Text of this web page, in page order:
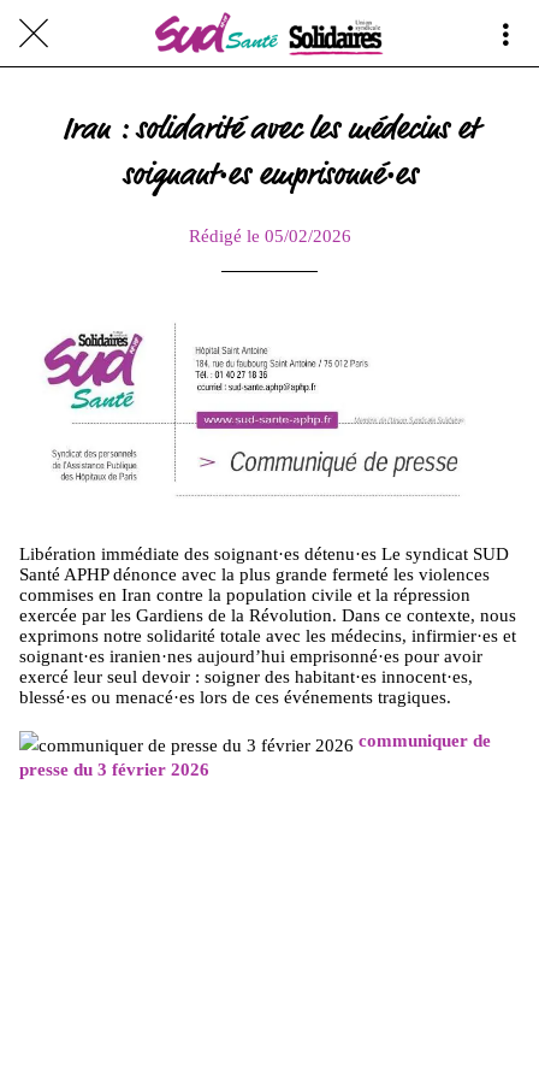
Iran : solidarité avec les médecins et
soignant·es emprisonné·es
Rédigé le 05/02/2026
Libération immédiate des soignant·es détenu·es Le syndicat SUD
Santé APHP dénonce avec la plus grande fermeté les violences
commises en Iran contre la population civile et la répression
exercée par les Gardiens de la Révolution. Dans ce contexte, nous
exprimons notre solidarité totale avec les médecins, infirmier·es et
soignant·es iranien·nes aujourd’hui emprisonné·es pour avoir
exercé leur seul devoir : soigner des habitant·es innocent·es,
blessé·es ou menacé·es lors de ces événements tragiques.
communiquer de
presse du 3 février 2026